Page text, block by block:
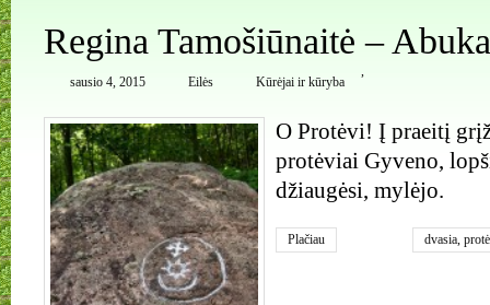
Regina Tamošiūnaitė –
sausio 4, 2015 Eilės
,
Kūrėjai ir kūryba
O Protėvi! Į praeitį
protėviai Gyveno,
džiaugėsi, mylėjo.
Plačiau dvasia,